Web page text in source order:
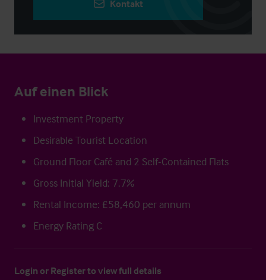
Kontakt
Auf einen Blick
Investment Property
Desirable Tourist Location
Ground Floor Café and 2 Self-Contained Flats
Gross Initial Yield: 7.7%
Rental Income: £58,460 per annum
Energy Rating C
Login or Registerto view full details